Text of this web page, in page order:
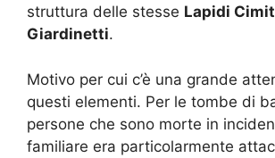
struttura delle stesse Lapidi
Giardinetti.
Motivo per cui c’è una grande
questi elementi. Per le tombe di
persone che sono morte in
familiare era particolarmente